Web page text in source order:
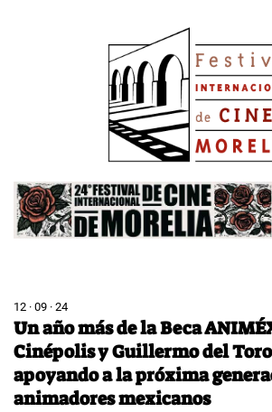
Image
12 · 09 · 24
Un año más de la Beca
Cinépolis y Guillermo del
apoyando a la próxima
animadores mexicanos